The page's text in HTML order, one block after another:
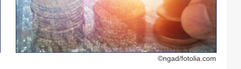
©ngad/fotolia.com